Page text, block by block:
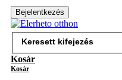
Bejelentkezés
Kosár